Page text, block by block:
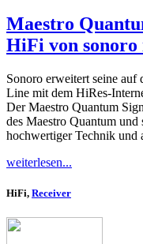
Maestro
HiFi von
Sonoro erweitert seine
Line mit dem HiRes-
Der Maestro Quantum
des Maestro Quantum
hochwertiger Technik und
weiterlesen...
HiFi, Receiver